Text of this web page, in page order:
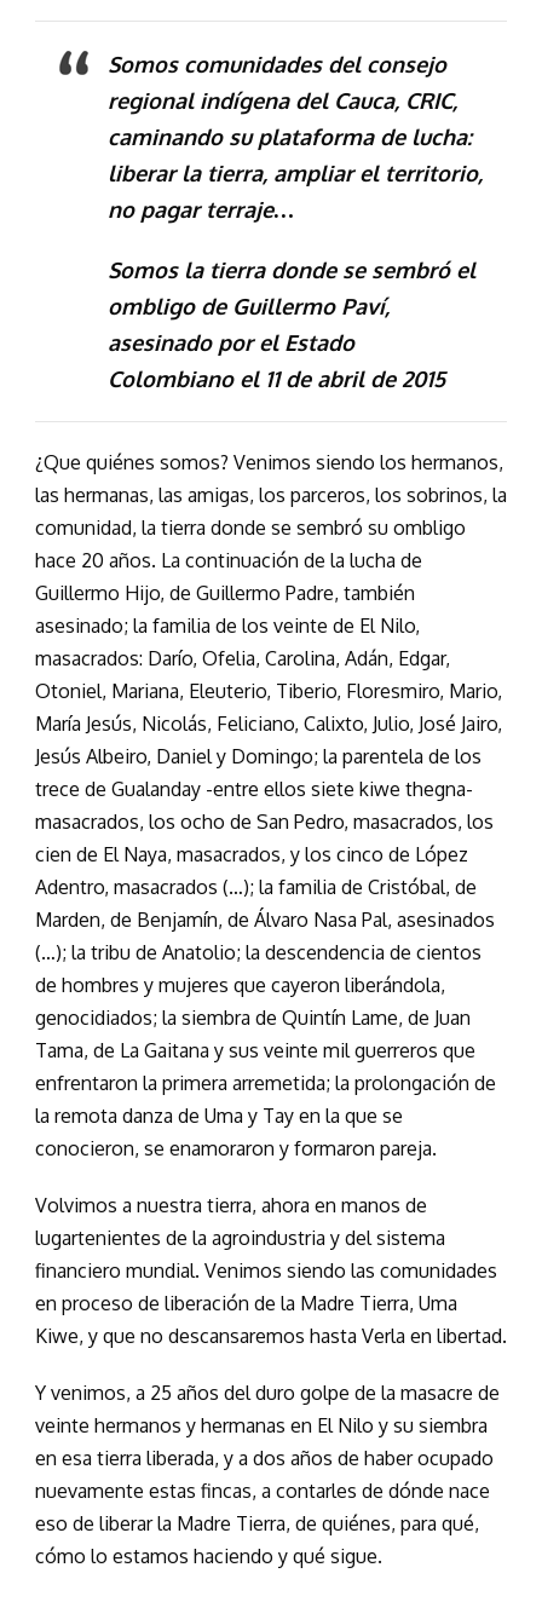
Somos comunidades del consejo
regional indígena del Cauca, CRIC,
caminando su plataforma de lucha:
liberar la tierra, ampliar el territorio,
no pagar terraje…
Somos la tierra donde se sembró el
ombligo de Guillermo Paví,
asesinado por el Estado
Colombiano el 11 de abril de 2015
¿Que quiénes somos? Venimos siendo los hermanos,
las hermanas, las amigas, los parceros, los sobrinos, la
comunidad, la tierra donde se sembró su ombligo
hace 20 años. La continuación de la lucha de
Guillermo Hijo, de Guillermo Padre, también
asesinado; la familia de los veinte de El Nilo,
masacrados: Darío, Ofelia, Carolina, Adán, Edgar,
Otoniel, Mariana, Eleuterio, Tiberio, Floresmiro, Mario,
María Jesús, Nicolás, Feliciano, Calixto, Julio, José Jairo,
Jesús Albeiro, Daniel y Domingo; la parentela de los
trece de Gualanday -entre ellos siete kiwe thegna-
masacrados, los ocho de San Pedro, masacrados, los
cien de El Naya, masacrados, y los cinco de López
Adentro, masacrados (…); la familia de Cristóbal, de
Marden, de Benjamín, de Álvaro Nasa Pal, asesinados
(…); la tribu de Anatolio; la descendencia de cientos
de hombres y mujeres que cayeron liberándola,
genocidiados; la siembra de Quintín Lame, de Juan
Tama, de La Gaitana y sus veinte mil guerreros que
enfrentaron la primera arremetida; la prolongación de
la remota danza de Uma y Tay en la que se
conocieron, se enamoraron y formaron pareja.
Volvimos a nuestra tierra, ahora en manos de
lugartenientes de la agroindustria y del sistema
financiero mundial. Venimos siendo las comunidades
en proceso de liberación de la Madre Tierra, Uma
Kiwe, y que no descansaremos hasta Verla en libertad.
Y venimos, a 25 años del duro golpe de la masacre de
veinte hermanos y hermanas en El Nilo y su siembra
en esa tierra liberada, y a dos años de haber ocupado
nuevamente estas fincas, a contarles de dónde nace
eso de liberar la Madre Tierra, de quiénes, para qué,
cómo lo estamos haciendo y qué sigue.